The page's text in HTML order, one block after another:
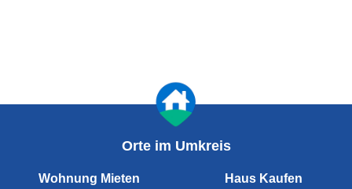
Orte im Umkreis
Wohnung Mieten Haus Kaufen